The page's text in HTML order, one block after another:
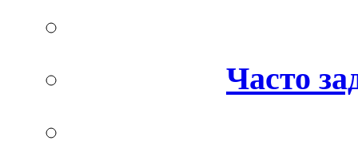
Часто